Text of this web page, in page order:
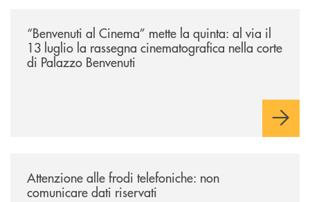
“Benvenuti al Cinema” mette la quinta: al via il
13 luglio la rassegna cinematografica nella corte
di Palazzo Benvenuti
Attenzione alle frodi telefoniche: non
comunicare dati riservati